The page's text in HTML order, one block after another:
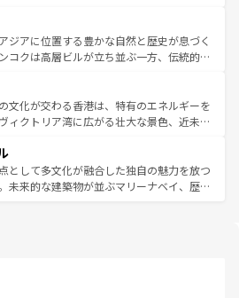
ながら、韓国の多彩な魅力を心ゆくまで味
わってみてほしい。 なお、新着の韓国情報はコンテンツ一
しい。
に伝統が息づく。ハノイの古い町並みやホ
ランス統治時代の建物も、独特の雰囲気を
。また、バラエティの豊かさとおいしさで
バインミー、ベトナムコーヒーなどは、ぜ
たい。どの地域を訪れてもあたたかい人々
てくれるので、きっと忘れられない旅にな
。
ジアに位置する豊かな自然と歴史が息づく
コクは高層ビルが立ち並ぶ一方、伝統的な
ている。北部ではチェンマイなどの山岳地
合い、南部ではプーケットやクラビの美し
ート気分を楽しむことができる。タイ料理
一年中温暖で、どの季節にも異なる楽しみ
親しみやすいタイの人々、仏教を中心とし
多様な観光資源が、訪れる旅人を魅了し続
文化が交わる香港は、特有のエネルギーを
ィクトリア湾に広がる壮大な景色、近未来
ても感動するはず。観光スポットが密集し
く見どころを回れるのも魅力。息をのむよ
化的な体験まで、香港を存分に楽しみ尽く
として多文化が融合した独自の魅力を放つ
未来的な建築物が並ぶマリーナベイ、歴史
は地元の風情を楽しめる外せないスポット